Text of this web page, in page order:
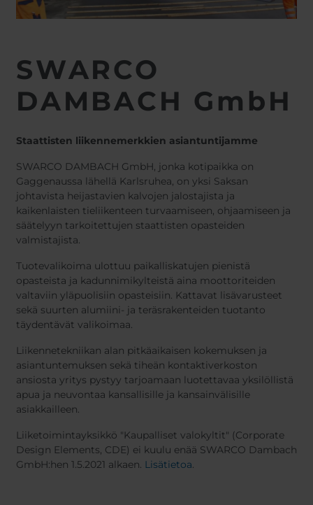
SWARCO
DAMBACH GmbH
Staattisten liikennemerkkien asiantuntijamme
SWARCO DAMBACH GmbH, jonka kotipaikka on
Gaggenaussa lähellä Karlsruhea, on yksi Saksan
johtavista heijastavien kalvojen jalostajista ja
kaikenlaisten tieliikenteen turvaamiseen, ohjaamiseen ja
säätelyyn tarkoitettujen staattisten opasteiden
valmistajista.
Tuotevalikoima ulottuu paikalliskatujen pienistä
opasteista ja kadunnimikylteistä aina moottoriteiden
valtaviin yläpuolisiin opasteisiin. Kattavat lisävarusteet
sekä suurten alumiini- ja teräsrakenteiden tuotanto
täydentävät valikoimaa.
Liikennetekniikan alan pitkäaikaisen kokemuksen ja
asiantuntemuksen sekä tiheän kontaktiverkoston
ansiosta yritys pystyy tarjoamaan luotettavaa yksilöllistä
apua ja neuvontaa kansallisille ja kansainvälisille
asiakkailleen.
Liiketoimintayksikkö "Kaupalliset valokyltit" (Corporate
Design Elements, CDE) ei kuulu enää SWARCO Dambach
GmbH:hen 1.5.2021 alkaen. Lisätietoa.